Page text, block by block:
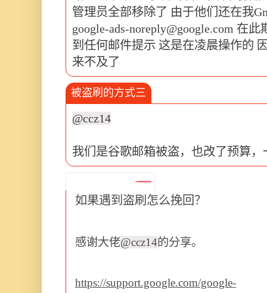
管理员全部移除了 由于他们还在我
google-ads-noreply@google.com 在此
到任何邮件提示 这是在凌晨操作的
来不及了
被盗刷的方式三
@ccz14
我们是谷歌邮箱被盗，也改了预算
如果遇到盗刷怎么挽回？
感谢大佬@ccz14的分享。
https://support.google.com/google-